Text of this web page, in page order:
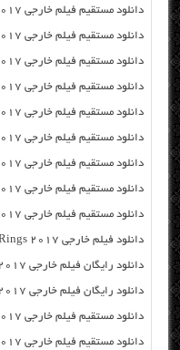
دانلود مستقیم فیلم خارجی OK Jaanu 2017 از سرور سایت
دانلود مستقیم فیلم خارجی John Wick: Chapter 2 2017 از سرور سایت
دانلود مستقیم فیلم خارجی Cross Wars 2017 از سرور سایت
دانلود مستقیم فیلم خارجی Fifty Shades Darker 2017 از سرور سایت
دانلود مستقیم فیلم خارجی From Straight As 2017 از سرور سایت
دانلود مستقیم فیلم خارجی Zeroville 2017 از سرور سایت
دانلود مستقیم فیلم خارجی The Mummy 2017 از سرور سایت
دانلود مستقیم فیلم خارجی The Fate of the Furious 2017 از سرور سایت
دانلود مستقیم فیلم خارجی Running Wild 2017 از سرور سایت
دانلود فیلم خارجی Rings 2017 از سرور سایت
دانلود رایگان فیلم خارجی Dunkirk 2017 با لینک مستقیم
دانلود رایگان فیلم خارجی Eloise 2017 با لینک مستقیم
دانلود مستقیم فیلم خارجی Essex Heist 2017 از سرور سایت
دانلود مستقیم فیلم خارجی Get the Girl 2017 از سرور سایت